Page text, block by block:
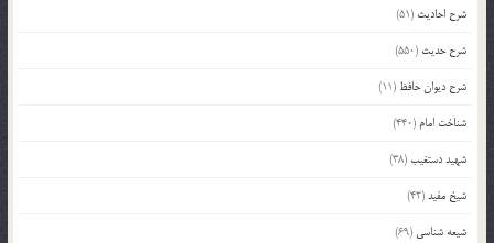
شرح احادیث (51)
شرح حدیث (550)
شرح دیوان حافظ (11)
شناخت امام (440)
شهید دستغیب(38)
شیخ مفید(42)
شیعه شناسی (69)